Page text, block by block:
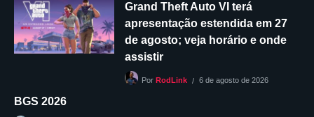
Grand Theft Auto VI terá
apresentação estendida em 27
de agosto; veja horário e onde
assistir
Por RodLink 6 de agosto de 2026
BGS 2026